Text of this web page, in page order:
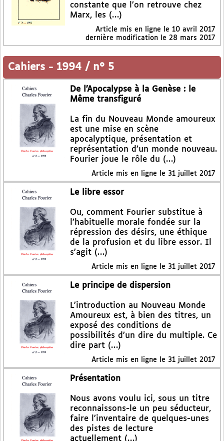
constante que l’on retrouve chez
Marx, les (…)
Article mis en ligne le 10 avril 2017
dernière modification le 28 mars 2017
Cahiers - 1994 / n° 5
De l’Apocalypse à la Genèse : le
Même transfiguré
La fin du Nouveau Monde amoureux
est une mise en scène
apocalyptique, présentation et
représentation d’un monde nouveau.
Fourier joue le rôle du (…)
Article mis en ligne le 31 juillet 2017
Le libre essor
Ou, comment Fourier substitue à
l’habituelle morale fondée sur la
répression des désirs, une éthique
de la profusion et du libre essor. Il
s’agit (…)
Article mis en ligne le 31 juillet 2017
Le principe de dispersion
L’introduction au Nouveau Monde
Amoureux est, à bien des titres, un
exposé des conditions de
possibilités d’un dire du multiple. Ce
dire part (…)
Article mis en ligne le 31 juillet 2017
Présentation
Nous avons voulu ici, sous un titre
reconnaissons-le un peu séducteur,
faire l’inventaire de quelques-unes
des pistes de lecture
actuellement (…)